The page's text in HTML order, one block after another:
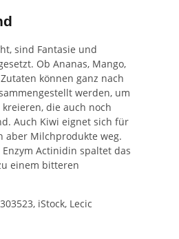
sind Fantasie und
Ob Ananas, Mango,
können ganz nach
werden, um
die auch noch
Auch Kiwi eignet sich für
aber Milchprodukte weg.
Actinidin spaltet das
einem bitteren
iStock, Lecic